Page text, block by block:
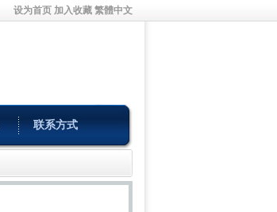
设为首页 加入收藏 繁體中文
联系方式